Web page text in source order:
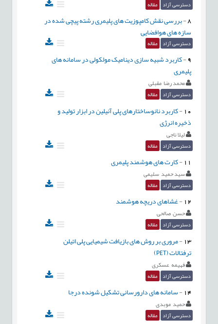
دسترسی آزاد مقاله
8
-بررسی نقش کامپوزیت های پلیمری رشته پیچی شده در
سازه های هوافضایی
دسترسی آزاد مقاله
9
-کاربرد شبیه سازی دینامیک مولکولی در سامانه های
پلیمری
محمد رضا مقبلی
دسترسی آزاد مقاله
10
-کاربرد نانوساختارهای پلی آنیلین در ابزار تولید و
ذخیره انرژی
لیلا ناجی
دسترسی آزاد مقاله
11
-کارت های هوشمند پلیمری
سید حمید سلیمی
دسترسی آزاد مقاله
12
-غشاهای دریچه هوشمند
حسن صالحی
دسترسی آزاد مقاله
13
-مروری بر روش های بازیافت شیمیایی پلی اتیلن
ترفتالات (PET)
فهیمه عسکری
دسترسی آزاد مقاله
14
-سامانه های دارورسانی تشکیل شونده درجا
حمید موبدی
دسترسی آزاد مقاله